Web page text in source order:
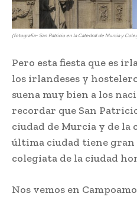
(fotografía- San Patricio en la Catedral de Murcia y
Pero esta fiesta que es
los irlandeses y
suena muy bien a los
recordar que San
ciudad de Murcia y de la
última ciudad tiene gran
colegiata de la ciudad
Nos vemos en